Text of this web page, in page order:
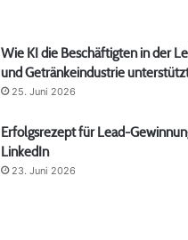
Wie KI die Beschäftigten in der
und Getränkeindustrie
25. Juni 2026
Erfolgsrezept für Lead-
LinkedIn
23. Juni 2026